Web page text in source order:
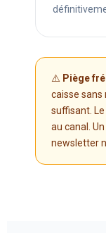
⚠️ Piège
caisse sans
suffisant.
au canal.
newsletter